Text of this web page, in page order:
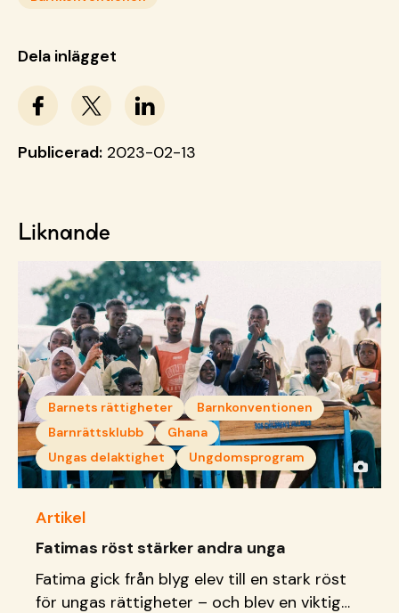
Dela inlägget
Publicerad: 2023-02-13
Liknande
Barnets rättigheter
Barnkonventionen
Barnrättsklubb
Ghana
Ungas delaktighet
Ungdomsprogram
Artikel
Fatimas röst stärker andra unga
Fatima gick från blyg elev till en stark röst
för ungas rättigheter – och blev en viktig